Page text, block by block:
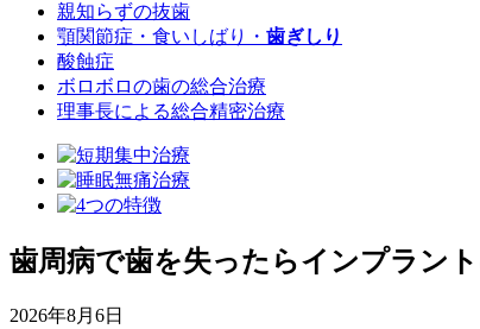
親知らずの抜歯
顎関節症・食いしばり・ 歯ぎしり
酸蝕症
ボロボロの歯の総合治療
理事長による総合精密治療
歯周病で歯を失ったらインプラン
2026年8月6日